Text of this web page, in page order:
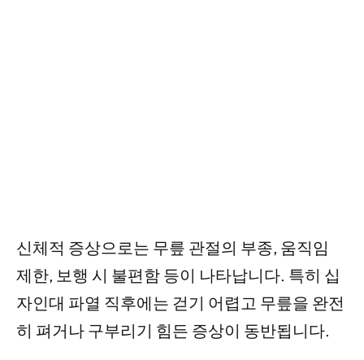
신체적 증상으로는 무릎 관절의 부종, 움직임
제한, 보행 시 불편함 등이 나타납니다. 특히 십
자인대 파열 직후에는 걷기 어렵고 무릎을 완전
히 펴거나 구부리기 힘든 증상이 동반됩니다.